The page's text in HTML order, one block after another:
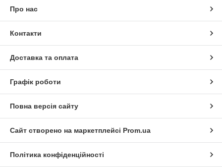
Про нас
Контакти
Доставка та оплата
Графік роботи
Повна версія сайту
Сайт створено на маркетплейсі Prom.ua
Політика конфіденційності